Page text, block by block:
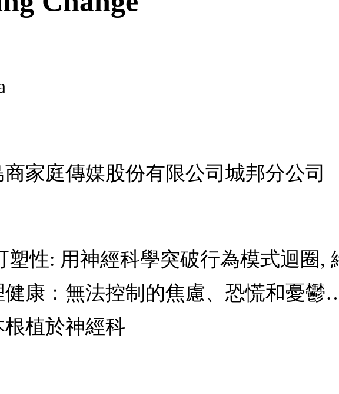
家庭傳媒股份有限公司城邦分公司
塑性: 用神經科學突破行為模式迴圈,
健康：無法控制的焦慮、恐慌和憂
植於神經科